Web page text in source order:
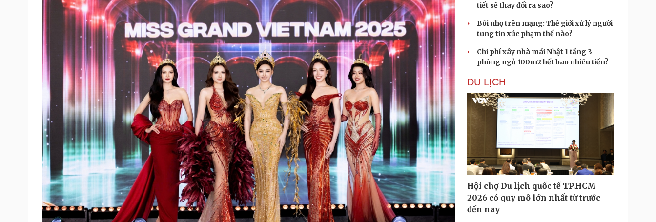
Phòng mạch online
Ăn sạch sống khỏe
tiết sẽ thay đổi ra sao?
Bôi nhọ trên mạng: Thế giới xử lý người
tung tin xúc phạm thế nào?
Chi phí xây nhà mái Nhật 1 tầng 3
phòng ngủ 100m2 hết bao nhiêu tiền?
DU LỊCH
Hội chợ Du lịch quốc tế TP.HCM
2026 có quy mô lớn nhất từ trước
đến nay